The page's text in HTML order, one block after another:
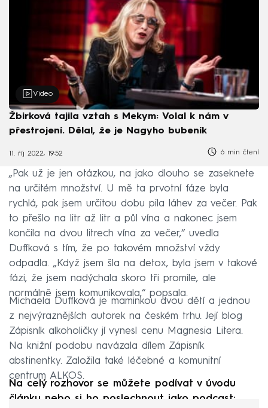
Video
Žbirková tajila vztah s Mekym: Volal k nám v
přestrojení. Dělal, že je Nagyho bubeník
11. říj 2022, 19:52 6 min čtení
„Pak už je jen otázkou, na jako dlouho se zaseknete
na určitém množství. U mě ta prvotní fáze byla
rychlá, pak jsem určitou dobu pila láhev za večer. Pak
to přešlo na litr až litr a půl vína a nakonec jsem
končila na dvou litrech vína za večer,“ uvedla
Duffková s tím, že po takovém množství vždy
odpadla. „Když jsem šla na detox, byla jsem v takové
fázi, že jsem nadýchala skoro tři promile, ale
normálně jsem komunikovala,“ popsala.
Michaela Duffková je maminkou dvou dětí a jednou
z nejvýraznějších autorek na českém trhu. Její blog
Zápisník alkoholičky jí vynesl cenu Magnesia Litera.
Na knižní podobu navázala dílem Zápisník
abstinentky. Založila také léčebné a komunitní
centrum ALKOS.
Na celý rozhovor se můžete podívat v úvodu
článku nebo si ho poslechnout jako podcast: